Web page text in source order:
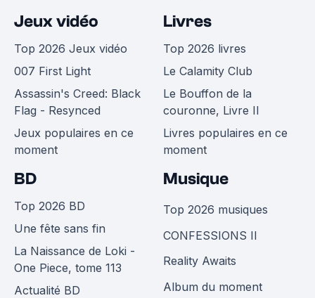
Jeux vidéo
Top 2026 Jeux vidéo
007 First Light
Assassin's Creed: Black
Flag - Resynced
Jeux populaires en ce
moment
Livres
Top 2026 livres
Le Calamity Club
Le Bouffon de la
couronne, Livre II
Livres populaires en ce
moment
BD
Top 2026 BD
Une fête sans fin
La Naissance de Loki -
One Piece, tome 113
Actualité BD
Musique
Top 2026 musiques
CONFESSIONS II
Reality Awaits
Album du moment